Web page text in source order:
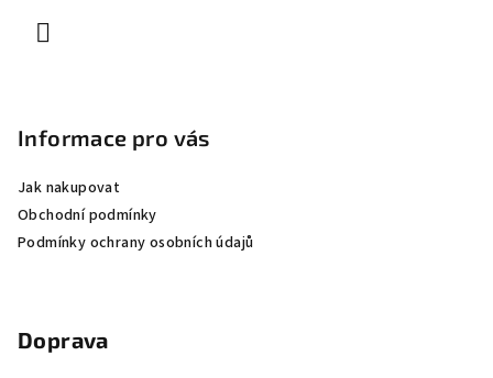
Informace pro vás
Jak nakupovat
Obchodní podmínky
Podmínky ochrany osobních údajů
Doprava